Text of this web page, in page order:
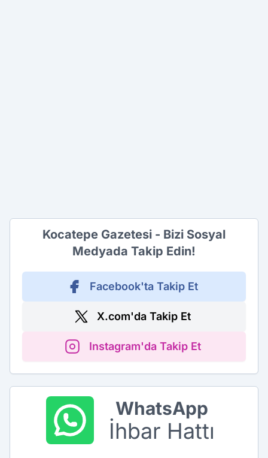
Kocatepe Gazetesi - Bizi Sosyal
Medyada Takip Edin!
Facebook'ta Takip Et
X.com'da Takip Et
Instagram'da Takip Et
WhatsApp
İhbar Hattı